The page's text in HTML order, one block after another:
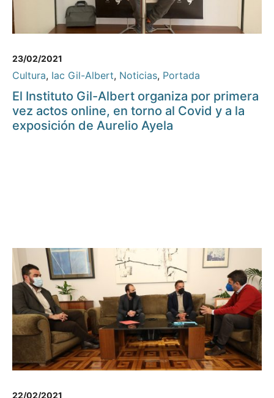
23/02/2021
Cultura, Iac Gil-Albert, Noticias, Portada
El Instituto Gil-Albert organiza por primera
vez actos online, en torno al Covid y a la
exposición de Aurelio Ayela
22/02/2021